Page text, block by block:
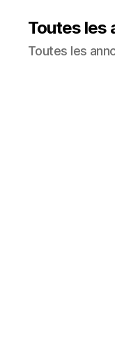
Toutes les
Toutes les